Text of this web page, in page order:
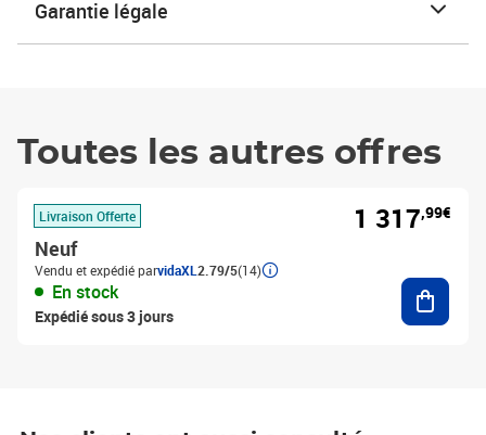
Garantie légale
Toutes les autres offres
Livraison Offerte
Neuf
Vendu et expédié parvidaXL 2.79/5(14)
En stock
Expédié sous 3 jours
1 317,99€